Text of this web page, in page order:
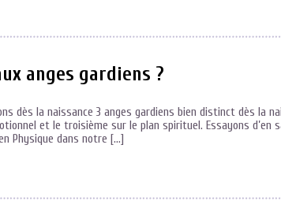
anges gardiens ?
dès la naissance 3 anges gardiens bien distinct dès la
et le troisième sur le plan spirituel. Essayons d’en
Physique dans notre […]